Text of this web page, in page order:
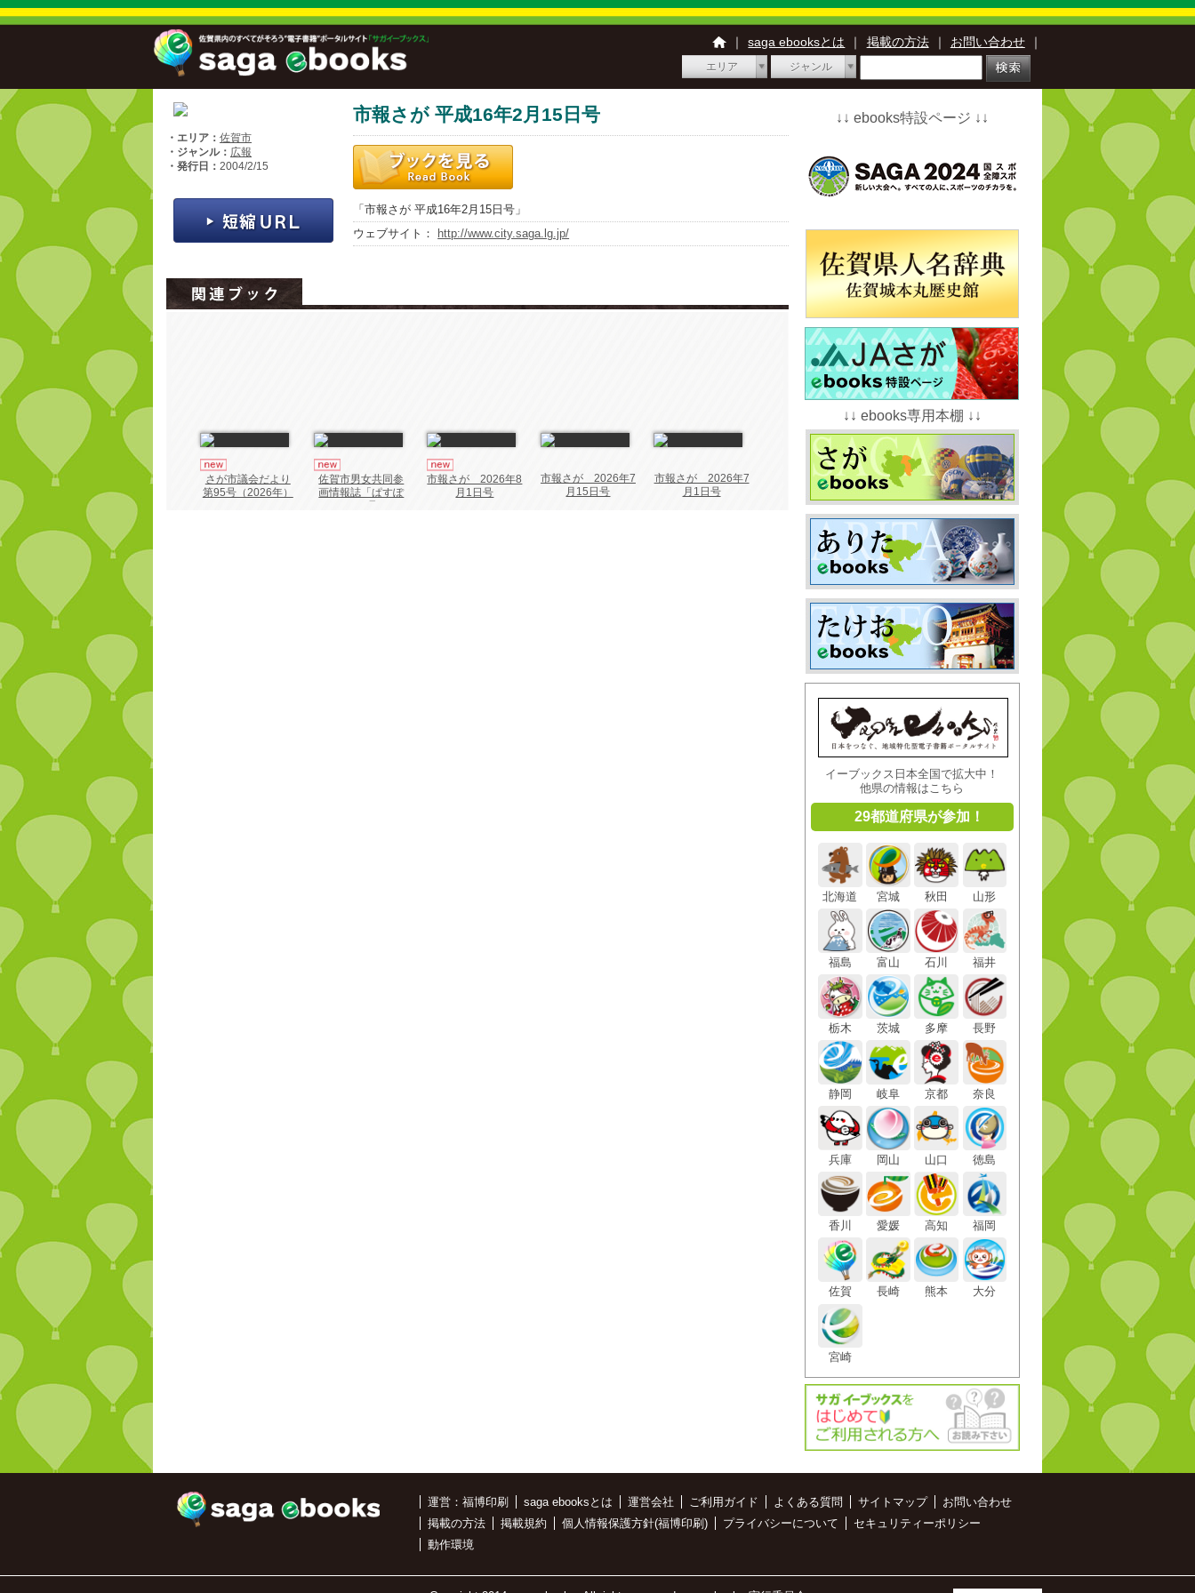
｜ saga ebooksとは ｜ 掲載の方法 ｜ お問い合わせ ｜
エリア ジャンル
・エリア： 佐賀市
・ジャンル： 広報
・発行日： 2004/2/15
市報さが 平成16年2月15日号
「市報さが 平成16年2月15日号」
ウェブサイト：
http://www.city.saga.lg.jp/
さが市議会だより
第95号（2026年）
佐賀市男女共同参
画情報誌「ぱすぽ
ーと55号」
市報さが 2026年8
月1日号
市報さが 2026年7
月15日号
市報さが 2026年7
月1日号
↓↓ ebooks特設ページ ↓↓
↓↓ ebooks専用本棚 ↓↓
イーブックス日本全国で拡大中！
他県の情報はこちら
29都道府県が参加！
北海道 宮城 秋田 山形
福島 富山 石川 福井
栃木 茨城 多摩 長野
静岡 岐阜 京都 奈良
兵庫 岡山 山口 徳島
香川 愛媛 高知 福岡
佐賀 長崎 熊本 大分
宮崎
運営：福博印刷 saga ebooksとは 運営会社 ご利用ガイド よくある質問 サイトマップ
お問い合わせ
掲載の方法
掲載規約 個人情報保護方針(福博印刷) プライバシーについて
セキュリティーポリシー
動作環境